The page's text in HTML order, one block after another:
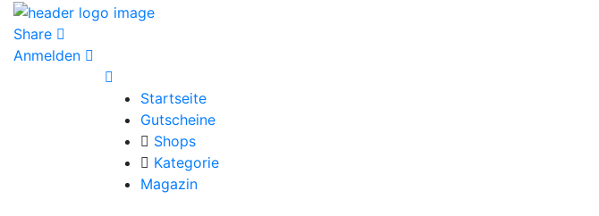
Share
Anmelden
Startseite
Gutscheine
Shops
Kategorie
Magazin